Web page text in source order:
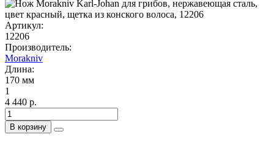
Артикул:
12206
Производитель:
Morakniv
Длина:
170 мм
1
4 440 р.
В корзину